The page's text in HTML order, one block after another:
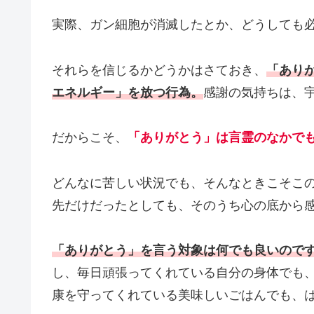
実際、ガン細胞が消滅したとか、どうして
それらを信じるかどうかはさておき、 「あり
エネルギー」を放つ行為。感謝の気持ちは、
だからこそ、 「ありがとう」は言霊のなかで
どんなに苦しい状況でも、そんなときこそこ
先だけだったとしても、そのうち心の底から
「ありがとう」を言う対象は何でも良いので
し、毎日頑張ってくれている自分の身体で
康を守ってくれている美味しいごはんでも